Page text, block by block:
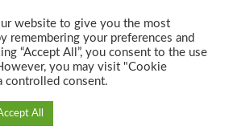
PAUL GLASER
website to give you the most
remembering your preferences and
“Accept All”, you consent to the use
you may visit "Cookie
controlled consent.
All